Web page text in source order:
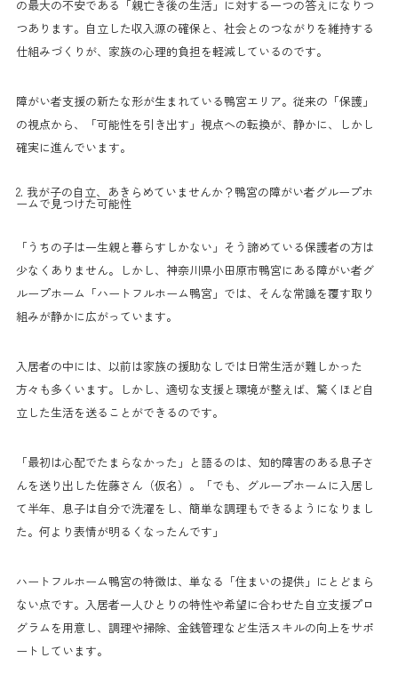
の最大の不安である「親亡き後の生活」に対する一つの答えになりつ
つあります。自立した収入源の確保と、社会とのつながりを維持する
仕組みづくりが、家族の心理的負担を軽減しているのです。
障がい者支援の新たな形が生まれている鴨宮エリア。従来の「保護」
の視点から、「可能性を引き出す」視点への転換が、静かに、しかし
確実に進んでいます。
2. 我が子の自立、あきらめていませんか？鴨宮の障がい者グループホ
ームで見つけた可能性
「うちの子は一生親と暮らすしかない」そう諦めている保護者の方は
少なくありません。しかし、神奈川県小田原市鴨宮にある障がい者グ
ループホーム「ハートフルホーム鴨宮」では、そんな常識を覆す取り
組みが静かに広がっています。
入居者の中には、以前は家族の援助なしでは日常生活が難しかった
方々も多くいます。しかし、適切な支援と環境が整えば、驚くほど自
立した生活を送ることができるのです。
「最初は心配でたまらなかった」と語るのは、知的障害のある息子さ
んを送り出した佐藤さん（仮名）。「でも、グループホームに入居し
て半年、息子は自分で洗濯をし、簡単な調理もできるようになりまし
た。何より表情が明るくなったんです」
ハートフルホーム鴨宮の特徴は、単なる「住まいの提供」にとどまら
ない点です。入居者一人ひとりの特性や希望に合わせた自立支援プロ
グラムを用意し、調理や掃除、金銭管理など生活スキルの向上をサポ
ートしています。